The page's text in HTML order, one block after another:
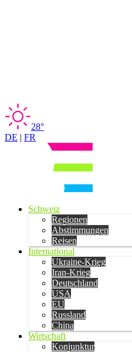
28°
DE | FR
Schweiz
Regionen
Abstimmungen
Reisen
International
Ukraine-Krieg
Iran-Krieg
Deutschland
USA
EU
Russland
China
Wirtschaft
Konjunktur